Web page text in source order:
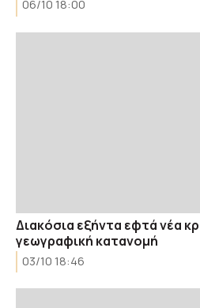
06/10 18:00
Διακόσια εξήντα εφτά νέα
γεωγραφική κατανομή
03/10 18:46